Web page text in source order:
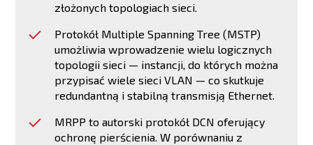
złożonych topologiach sieci.
Protokół Multiple Spanning Tree (MSTP)
umożliwia wprowadzenie wielu logicznych
topologii sieci — instancji, do których można
przypisać wiele sieci VLAN — co skutkuje
redundantną i stabilną transmisją Ethernet.
MRPP to autorski protokół DCN oferujący
ochronę pierścienia. W porównaniu z